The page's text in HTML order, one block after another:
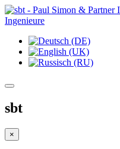
Ingenieure
sbt
×